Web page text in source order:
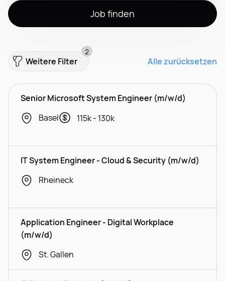
Job finden
Weitere Filter
2
Alle zurücksetzen
Senior Microsoft System Engineer (m/w/d)
Basel
115k - 130k
IT System Engineer - Cloud & Security (m/w/d)
Rheineck
Application Engineer - Digital Workplace
(m/w/d)
St. Gallen